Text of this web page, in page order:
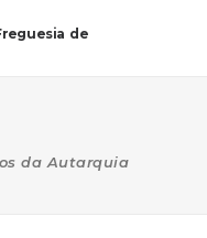
de
da Autarquia